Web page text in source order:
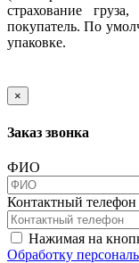
страхование
покупатель. По
упаковке.
×
Заказ звонка
ФИО
Контактный телефон
Нажимая на
Обработку